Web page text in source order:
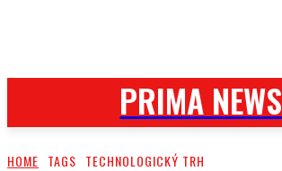
PRIMA NEWS
HOME TAGS TECHNOLOGICKÝ TRH